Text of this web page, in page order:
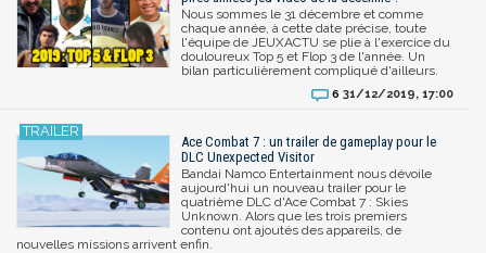
Nous sommes le 31 décembre et comme
chaque année, à cette date précise, toute
l'équipe de JEUXACTU se plie à l'exercice du
douloureux Top 5 et Flop 3 de l'année. Un
bilan particulièrement compliqué d'ailleurs.
6 31/12/2019, 17:00
Ace Combat 7 : un trailer de gameplay pour le
DLC Unexpected Visitor
Bandai Namco Entertainment nous dévoile
aujourd'hui un nouveau trailer pour le
quatrième DLC d'Ace Combat 7 : Skies
Unknown. Alors que les trois premiers
contenu ont ajoutés des appareils, de
nouvelles missions arrivent enfin.